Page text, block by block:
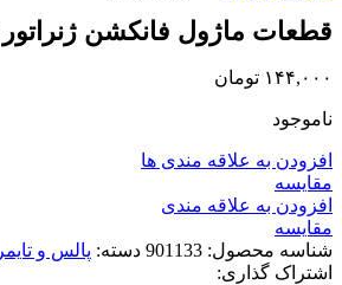
قطعات ماژول فانکشن ژنراتور XR2206
۱۴۴,۰۰۰ تومان
ناموجود
افزودن به علاقه مندی ها
مقايسه
افزودن به علاقه مندی
مقایسه
شناسه محصول: 901133 دسته: پالس و تایمر
اشتراک گذاری: